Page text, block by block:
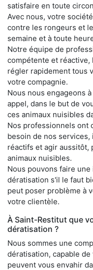
satisfaire en toute
Avec nous, votre
contre les rongeurs et
semaine et à toute
Notre équipe de
compétente et
régler rapidement tous
votre compagnie.
Nous nous engageons
appel, dans le but de
ces animaux nuisibles
Nos professionnels ont
besoin de nos
réactifs et agir aussitôt,
animaux nuisibles.
Nous pouvons faire
dératisation s'il le faut
peut poser problème à
votre clientèle.
À Saint-Restitut que
dératisation ?
Nous sommes une
dératisation, capable
peuvent vous envahir